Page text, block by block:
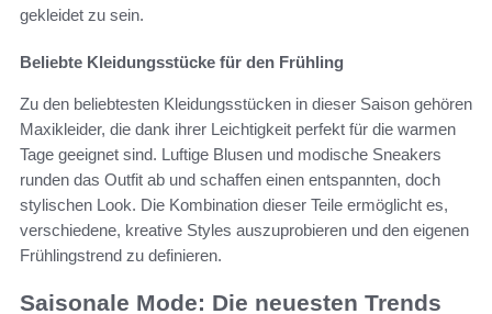
gekleidet zu sein.
Beliebte Kleidungsstücke für den Frühling
Zu den beliebtesten Kleidungsstücken in dieser Saison gehören
Maxikleider, die dank ihrer Leichtigkeit perfekt für die warmen
Tage geeignet sind. Luftige Blusen und modische Sneakers
runden das Outfit ab und schaffen einen entspannten, doch
stylischen Look. Die Kombination dieser Teile ermöglicht es,
verschiedene, kreative Styles auszuprobieren und den eigenen
Frühlingstrend zu definieren.
Saisonale Mode: Die neuesten Trends